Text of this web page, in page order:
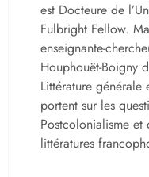
est Docteure de
Fulbright Fellow.
enseignante-
Houphouët-Boigny
Littérature générale
portent sur les
Postcolonialisme et
littératures